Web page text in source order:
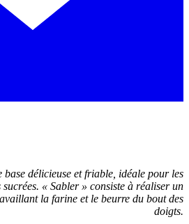
base délicieuse et friable, idéale pour les
sucrées. « Sabler » consiste à réaliser un
la farine et le beurre du bout des
doigts.